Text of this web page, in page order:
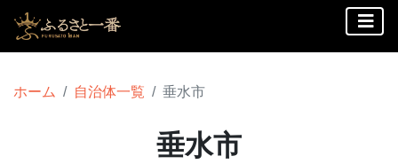
ホーム 自治体一覧 垂水市
垂水市